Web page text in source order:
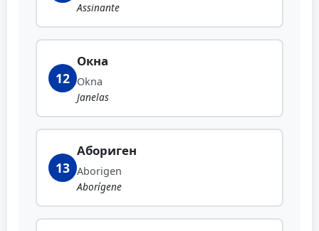
Assinante
12
Окна
Okna
Janelas
13
Абориген
Aborigen
Aborígene